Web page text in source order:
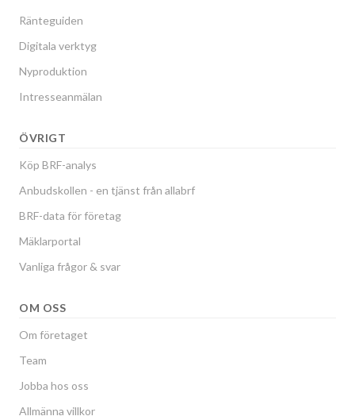
Ränteguiden
Digitala verktyg
Nyproduktion
Intresseanmälan
ÖVRIGT
Köp BRF-analys
Anbudskollen - en tjänst från allabrf
BRF-data för företag
Mäklarportal
Vanliga frågor & svar
OM OSS
Om företaget
Team
Jobba hos oss
Allmänna villkor